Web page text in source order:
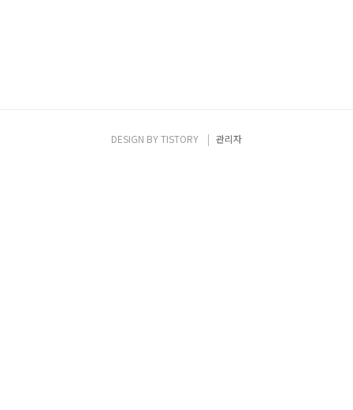
DESIGN BYTISTORY 관리자